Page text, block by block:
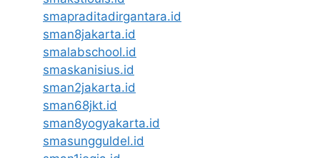
smapraditadirgantara.id
sman8jakarta.id
smalabschool.id
smaskanisius.id
sman2jakarta.id
sman68jkt.id
sman8yogyakarta.id
smasungguldel.id